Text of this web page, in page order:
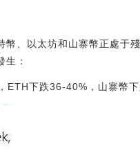
、以太坊和山寨幣正處于
：
ETH下跌36-40%，山寨幣